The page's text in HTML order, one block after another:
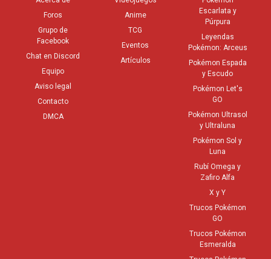
Foros
Grupo de
Facebook
Chat en Discord
Equipo
Aviso legal
Contacto
DMCA
Anime
TCG
Eventos
Artículos
Escarlata y
Púrpura
Leyendas
Pokémon: Arceus
Pokémon Espada
y Escudo
Pokémon Let's
GO
Pokémon Ultrasol
y Ultraluna
Pokémon Sol y
Luna
Rubí Omega y
Zafiro Alfa
X y Y
Trucos Pokémon
GO
Trucos Pokémon
Esmeralda